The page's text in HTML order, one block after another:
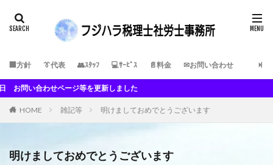
🏢方針 👔代表 👥ｽﾀｯﾌ 💻ｻｰﾋﾞｽ 📄料金 ✉お問い合わせ
せページ等を更新しました
HOME 雑記等 明けましておめでとうございます
明けましておめでとうございます